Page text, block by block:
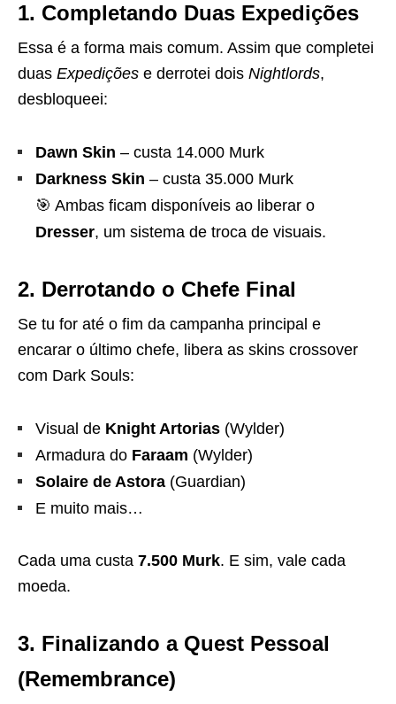
1. Completando Duas Expedições
Essa é a forma mais comum. Assim que completei
duas Expedições e derrotei dois Nightlords,
desbloqueei:
Dawn Skin – custa 14.000 Murk
Darkness Skin – custa 35.000 Murk
🎯 Ambas ficam disponíveis ao liberar o
Dresser, um sistema de troca de visuais.
2. Derrotando o Chefe Final
Se tu for até o fim da campanha principal e
encarar o último chefe, libera as skins crossover
com Dark Souls:
Visual de Knight Artorias (Wylder)
Armadura do Faraam (Wylder)
Solaire de Astora (Guardian)
E muito mais…
Cada uma custa 7.500 Murk. E sim, vale cada
moeda.
3. Finalizando a Quest Pessoal
(Remembrance)